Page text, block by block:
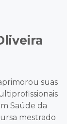
suas
Saúde da
mestrado